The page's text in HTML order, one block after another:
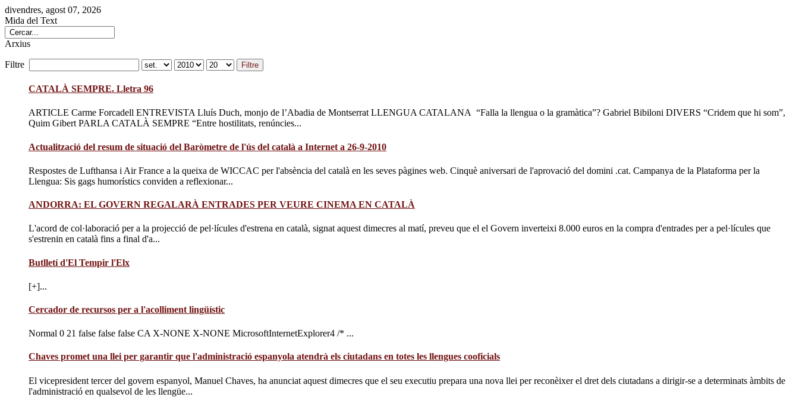
divendres, agost 07, 2026
Mida del Text
Arxius
Filtre Filtre
CATALÀ SEMPRE. Lletra 96
ARTICLE Carme Forcadell ENTREVISTA Lluís Duch, monjo de l’Abadia de Montserrat LLENGUA CATALANA “Falla la llengua o la gramàtica”? Gabriel Bibiloni DIVERS “Cridem que hi som”,
Quim Gibert PARLA CATALÀ SEMPRE “Entre hostilitats, renúncies...
Actualització del resum de situació del Baròmetre de l'ús del català a Internet a 26-9-2010
Respostes de Lufthansa i Air France a la queixa de WICCAC per l'absència del català en les seves pàgines web. Cinquè aniversari de l'aprovació del domini .cat. Campanya de la Plataforma per la
Llengua: Sis gags humorístics conviden a reflexionar...
ANDORRA: EL GOVERN REGALARÀ ENTRADES PER VEURE CINEMA EN CATALÀ
L'acord de col·laboració per a la projecció de pel·lícules d'estrena en català, signat aquest dimecres al matí, preveu que el el Govern inverteixi 8.000 euros en la compra d'entrades per a pel·lícules que
s'estrenin en català fins a final d'a...
Butlletí d'El Tempir l'Elx
[+]...
Cercador de recursos per a l'acolliment lingüístic
Normal 0 21 false false false CA X-NONE X-NONE MicrosoftInternetExplorer4 /* ...
Chaves promet una llei per garantir que l'administració espanyola atendrà els ciutadans en totes les llengues cooficials
El vicepresident tercer del govern espanyol, Manuel Chaves, ha anunciat aquest dimecres que el seu executiu prepara una nova llei per reconèixer el dret dels ciutadans a dirigir-se a determinats àmbits de
l'administració en qualsevol de les llengüe...